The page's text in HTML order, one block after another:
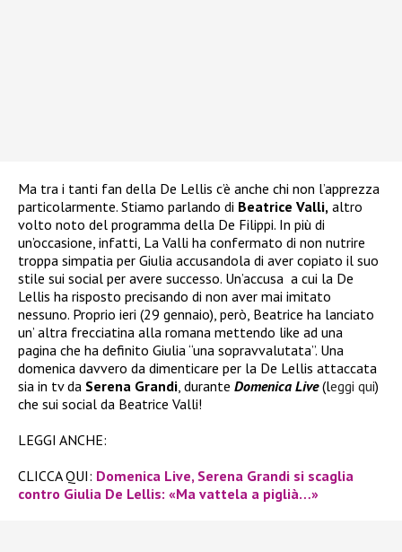
Ma tra i tanti fan della De Lellis c’è anche chi non l’apprezza
particolarmente. Stiamo parlando di Beatrice Valli, altro
volto noto del programma della De Filippi. In più di
un’occasione, infatti, La Valli ha confermato di non nutrire
troppa simpatia per Giulia accusandola di aver copiato il suo
stile sui social per avere successo. Un’accusa a cui la De
Lellis ha risposto precisando di non aver mai imitato
nessuno. Proprio ieri (29 gennaio), però, Beatrice ha lanciato
un’ altra frecciatina alla romana mettendo like ad una
pagina che ha definito Giulia “una sopravvalutata”. Una
domenica davvero da dimenticare per la De Lellis attaccata
sia in tv da Serena Grandi , durante Domenica Live(leggi qui)
che sui social da Beatrice Valli!
LEGGI ANCHE:
CLICCA QUI: Domenica Live, Serena Grandi si scaglia
contro Giulia De Lellis: «Ma vattela a piglià…»